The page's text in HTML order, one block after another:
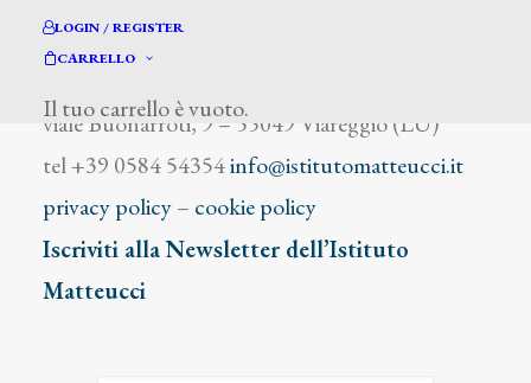
LOGIN / REGISTER
CARRELLO
Il tuo carrello è vuoto.
viale Buonarroti, 9 – 55049 Viareggio (LU)
tel +39 0584 54354info@istitutomatteucci.it
privacy policy– cookie policy
Iscriviti alla Newsletter dell’Istituto
Matteucci